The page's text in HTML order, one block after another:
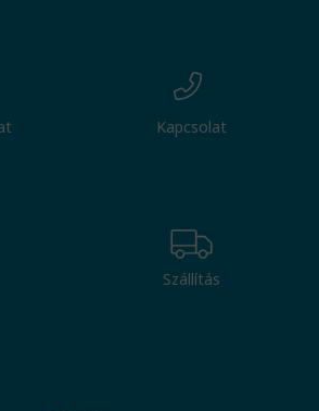
Kapcsolat
Szállítás